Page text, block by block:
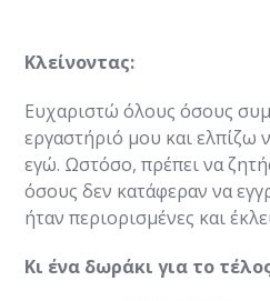
Κλείνοντας:
Ευχαριστώ όλους όσους
εργαστήριό μου και ελπίζω
εγώ. Ωστόσο, πρέπει να
όσους δεν κατάφεραν να
ήταν περιορισμένες και
Κι ένα δωράκι για το